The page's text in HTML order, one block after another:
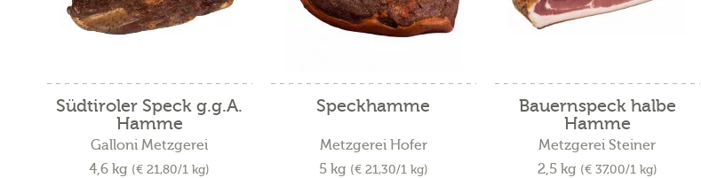
Südtiroler Speck g.g.A.
Hamme
Galloni Metzgerei
4,6 kg (€ 21,80/1 kg)
Speckhamme
Metzgerei Hofer
5 kg (€ 21,30/1 kg)
Bauernspeck halbe
Hamme
Metzgerei Steiner
2,5 kg (€ 37,00/1 kg)